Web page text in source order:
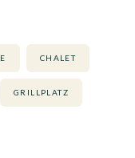
CHALET
GRILLPLATZ